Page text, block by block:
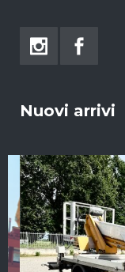
Nuovi arrivi